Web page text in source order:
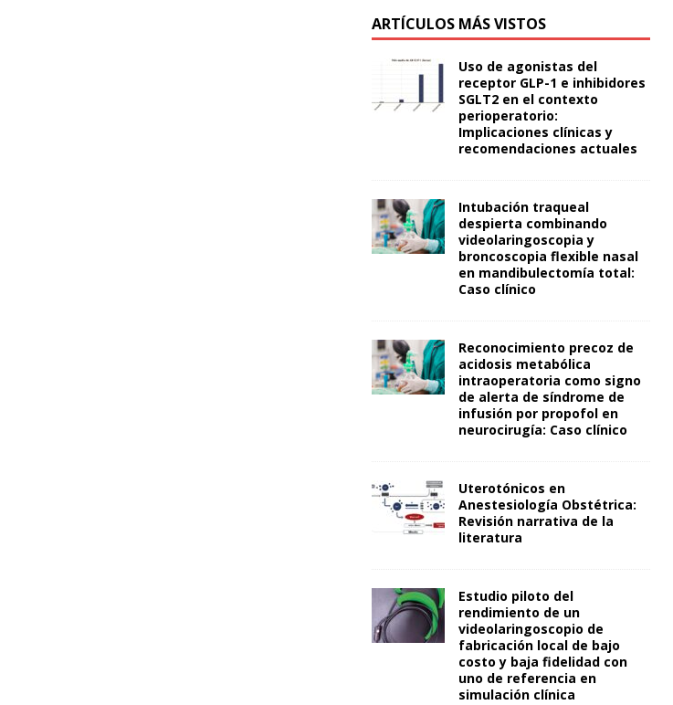
ARTÍCULOS MÁS VISTOS
Uso de agonistas del
receptor GLP-1 e inhibidores
SGLT2 en el contexto
perioperatorio:
Implicaciones clínicas y
recomendaciones actuales
Intubación traqueal
despierta combinando
videolaringoscopia y
broncoscopia flexible nasal
en mandibulectomía total:
Caso clínico
Reconocimiento precoz de
acidosis metabólica
intraoperatoria como signo
de alerta de síndrome de
infusión por propofol en
neurocirugía: Caso clínico
Uterotónicos en
Anestesiología Obstétrica:
Revisión narrativa de la
literatura
Estudio piloto del
rendimiento de un
videolaringoscopio de
fabricación local de bajo
costo y baja fidelidad con
uno de referencia en
simulación clínica